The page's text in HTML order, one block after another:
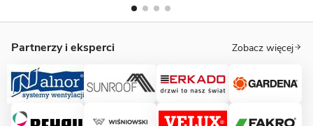
Partnerzy i eksperci Zobacz więcej